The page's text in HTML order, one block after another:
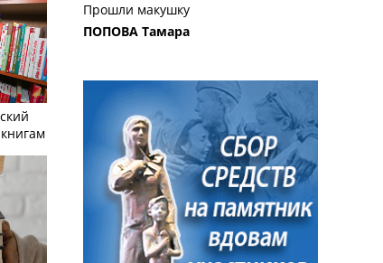
Прошли макушку
ПОПОВА Тамара